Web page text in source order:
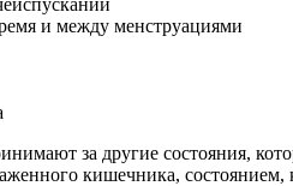
и между менструациями
за другие состояния,
кишечника,